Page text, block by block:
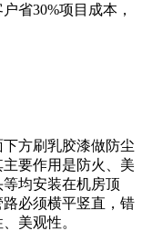
省30%项目成本，
方刷乳胶漆做防尘
要作用是防火、美
均安装在机房顶
必须横平竖直，错
美观性。